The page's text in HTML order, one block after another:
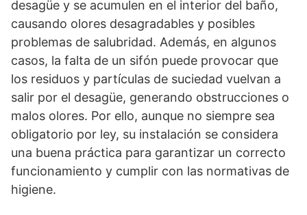
desagüe y se acumulen en el interior del baño,
causando olores desagradables y posibles
problemas de salubridad. Además, en algunos
casos, la falta de un sifón puede provocar que
los residuos y partículas de suciedad vuelvan a
salir por el desagüe, generando obstrucciones o
malos olores. Por ello, aunque no siempre sea
obligatorio por ley, su instalación se considera
una buena práctica para garantizar un correcto
funcionamiento y cumplir con las normativas de
higiene.